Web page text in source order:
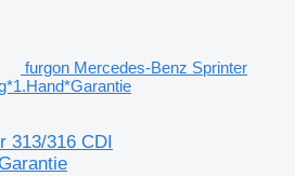
furgon Mercedes-Benz Sprinter
313/316 CDI